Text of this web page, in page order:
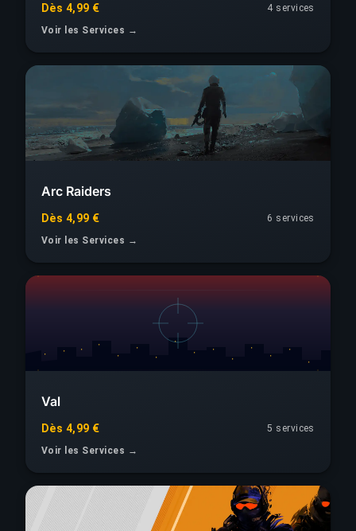
Dès 4,99 €
4 services
Voir les Services →
Arc Raiders
Dès 4,99 €
6 services
Voir les Services →
Val
Dès 4,99 €
5 services
Voir les Services →